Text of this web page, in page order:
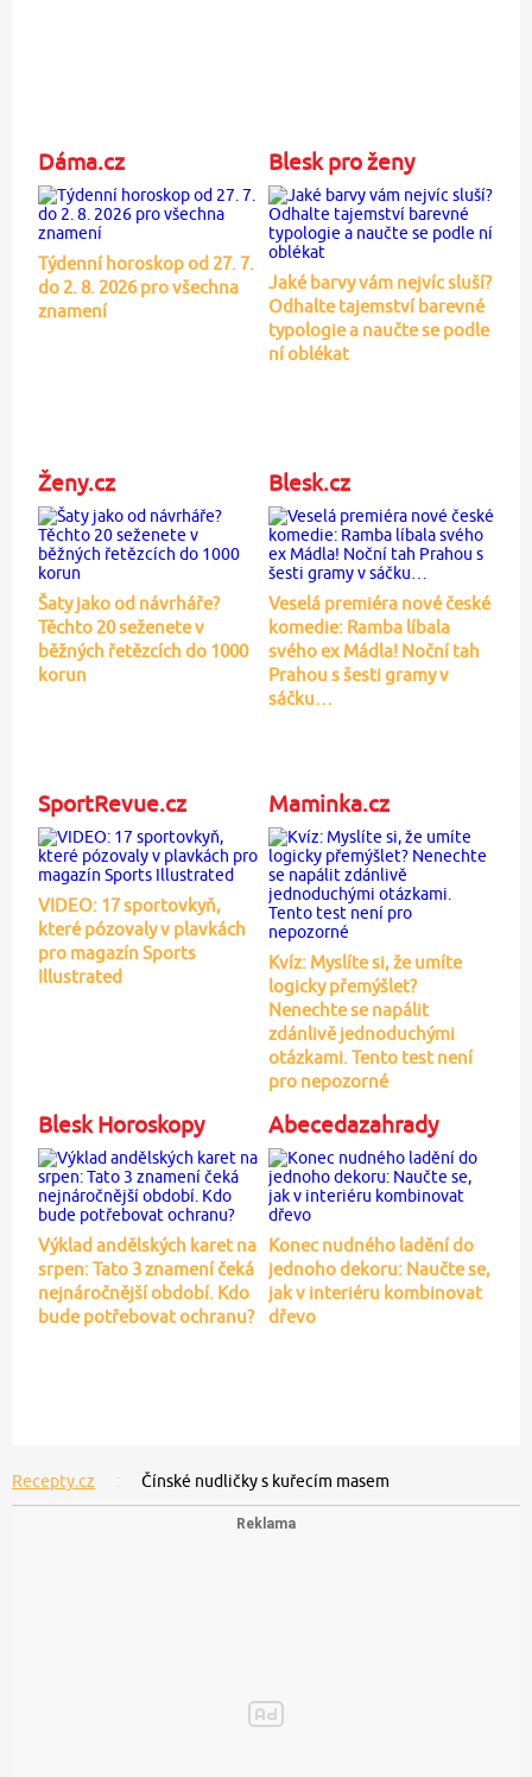
Dáma.cz
Týdenní horoskop od 27. 7.
do 2. 8. 2026 pro všechna
znamení
Blesk pro ženy
Jaké barvy vám nejvíc sluší?
Odhalte tajemství barevné
typologie a naučte se podle
ní oblékat
Ženy.cz
Šaty jako od návrháře?
Těchto 20 seženete v
běžných řetězcích do 1000
korun
Blesk.cz
Veselá premiéra nové české
komedie: Ramba líbala
svého ex Mádla! Noční tah
Prahou s šesti gramy v
sáčku…
SportRevue.cz
VIDEO: 17 sportovkyň,
které pózovaly v plavkách
pro magazín Sports
Illustrated
Maminka.cz
Kvíz: Myslíte si, že umíte
logicky přemýšlet?
Nenechte se napálit
zdánlivě jednoduchými
otázkami. Tento test není
pro nepozorné
Blesk Horoskopy
Výklad andělských karet na
srpen: Tato 3 znamení čeká
nejnáročnější období. Kdo
bude potřebovat ochranu?
Abecedazahrady
Konec nudného ladění do
jednoho dekoru: Naučte se,
jak v interiéru kombinovat
dřevo
Recepty.cz Čínské nudličky s kuřecím masem